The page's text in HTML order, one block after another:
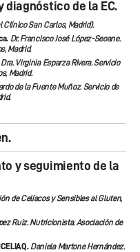
diagnóstico de la EC.
San Carlos, Madrid).
Dr. Francisco José López-Seoane.
Madrid.
Dra. Virginia Esparza Rivera. Servicio
Madrid.
de la Fuente Muñoz. Servicio de
y seguimiento de la
de Celíacos y Sensibles al Gluten,
Ruiz. Nutricionista. Asociación de
Daniela Martone Hernández.